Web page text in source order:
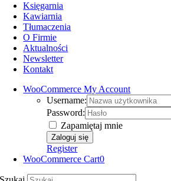
Księgarnia
Kawiarnia
Tłumaczenia
O Firmie
Aktualności
Newsletter
Kontakt
WooCommerce My Account
Username:
Password:
Zapamiętaj mnie
Register
WooCommerce Cart0